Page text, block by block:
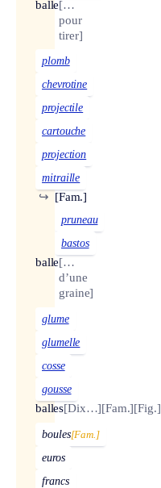
balle[…
pour
tirer]
plomb
chevrotine
projectile
cartouche
projection
mitraille
[Fam.]
↪
pruneau
bastos
balle[…
d’une
graine]
glume
glumelle
cosse
gousse
balles[Dix…][Fam.][Fig.]
boules[Fam.]
euros
francs